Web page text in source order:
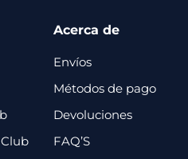
Acerca de
Envíos
Métodos de pago
Devoluciones
FAQ’S